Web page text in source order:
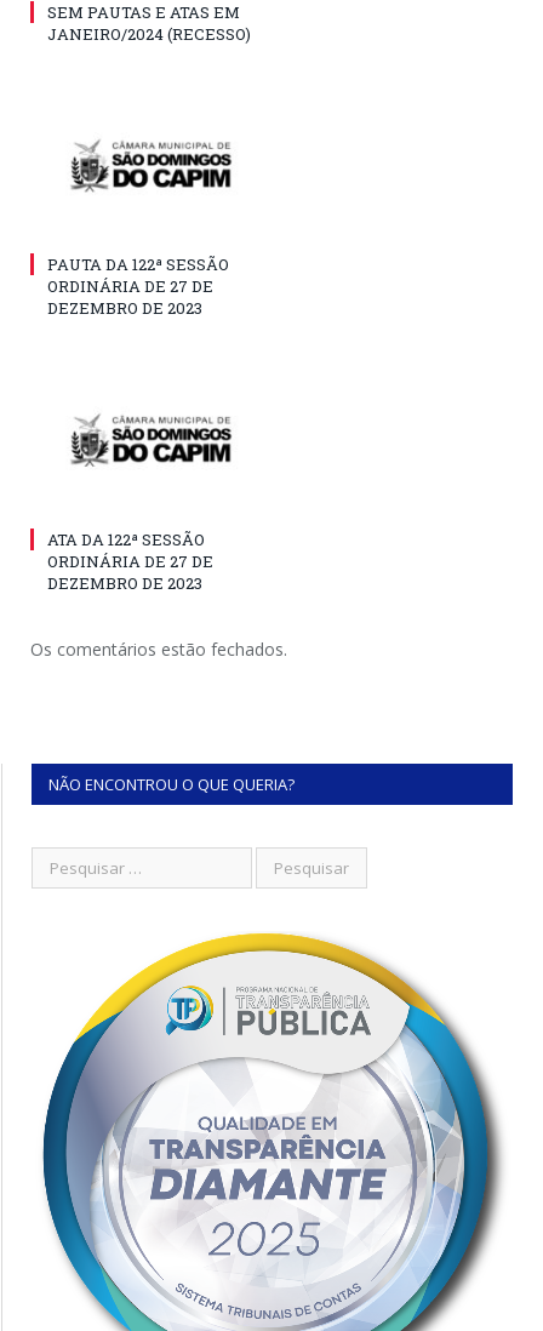
SEM PAUTAS E ATAS EM
JANEIRO/2024 (RECESSO)
PAUTA DA 122ª SESSÃO
ORDINÁRIA DE 27 DE
DEZEMBRO DE 2023
ATA DA 122ª SESSÃO
ORDINÁRIA DE 27 DE
DEZEMBRO DE 2023
Os comentários estão fechados.
NÃO ENCONTROU O QUE QUERIA?